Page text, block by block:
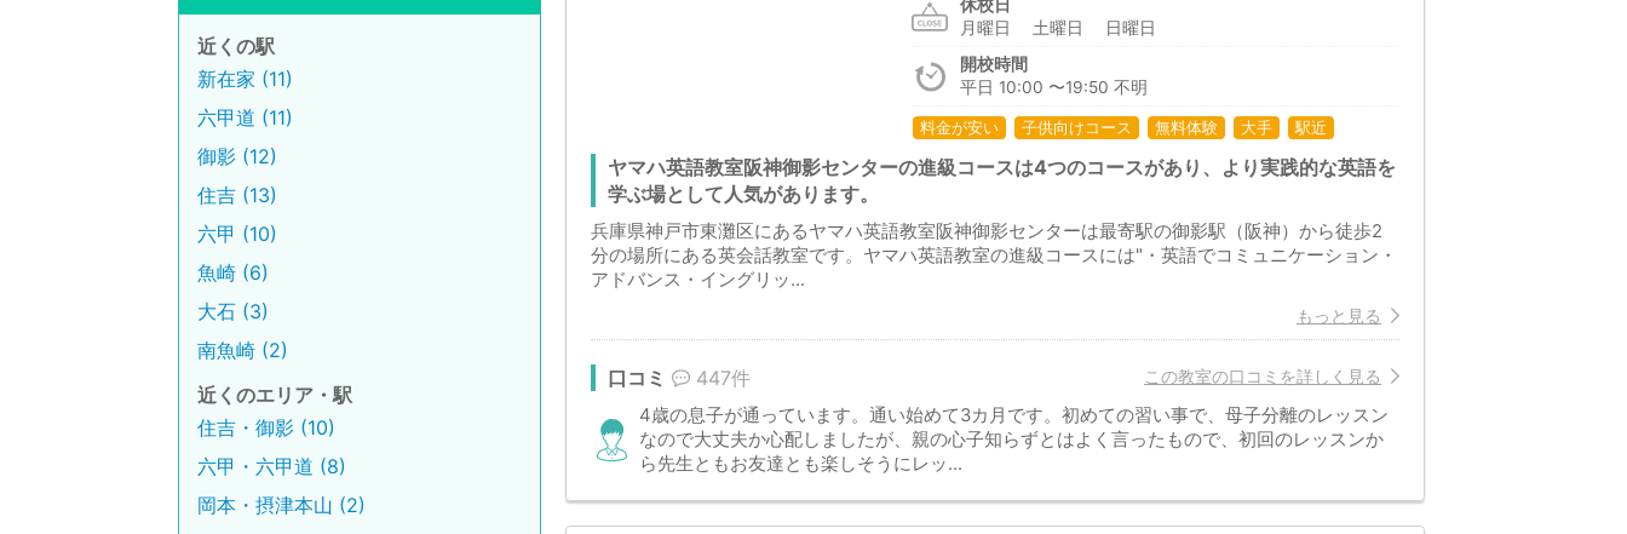
近くの駅
新在家 (11)
六甲道 (11)
御影 (12)
住吉 (13)
六甲 (10)
魚崎 (6)
大石 (3)
南魚崎 (2)
近くのエリア・駅
住吉・御影 (10)
六甲・六甲道 (8)
岡本・摂津本山 (2)
休校日
月曜日 土曜日 日曜日
開校時間
平日 10:00 〜19:50 不明
料金が安い 子供向けコース 無料体験 大手 駅近
ヤマハ英語教室阪神御影センターの進級コースは4つのコースがあり、より実践的な英語を
学ぶ場として人気があります。
兵庫県神戸市東灘区にあるヤマハ英語教室阪神御影センターは最寄駅の御影駅（阪神）から徒歩2
分の場所にある英会話教室です。ヤマハ英語教室の進級コースには"・英語でコミュニケーション・
アドバンス・イングリッ...
もっと見る
この教室の口コミを詳しく見る
口コミ 447件
4歳の息子が通っています。通い始めて3カ月です。初めての習い事で、母子分離のレッスン
なので大丈夫か心配しましたが、親の心子知らずとはよく言ったもので、初回のレッスンか
ら先生ともお友達とも楽しそうにレッ...